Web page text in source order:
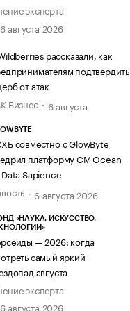
эксперта
6 августа 2026
рассказали, как
подтвердить
от атак
Бизнес
6 августа
совместно с GlowByte
платформу CM Ocean
Data Sapience
6 августа 2026
«НАУКА. ИСКУССТВО.
— 2026: когда
самый яркий
августа
эксперта
6 августа 2026